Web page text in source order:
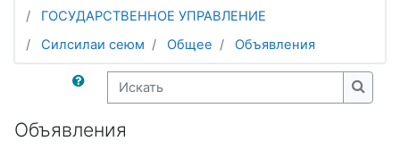
ГОСУДАРСТВЕННОЕ УПРАВЛЕНИЕ
Силсилаи сеюм
Общее Объявления
Искать
Объявления